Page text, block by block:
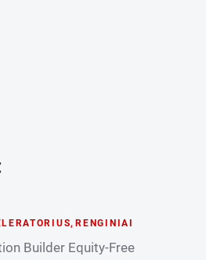
, RENGINIAI
Builder Equity-Free